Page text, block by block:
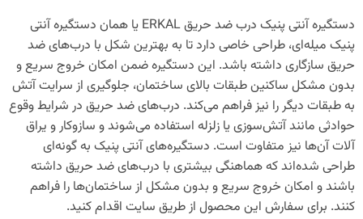
دستگیره آنتی پنیک درب ضد حریق ERKAL یا همان دستگیره آنتی
پنیک میله‌ای، طراحی خاصی دارد تا به بهترین شکل با درب‌های ضد
حریق سازگاری داشته باشد. این دستگیره ضمن امکان خروج سریع و
بدون مشکل ساکنین طبقات بالای ساختمان، جلوگیری از سرایت آتش
به طبقات دیگر را نیز فراهم می‌کند. درب‌های ضد حریق در شرایط وقوع
حوادثی مانند آتش‌سوزی یا زلزله استفاده می‌شوند و سازوکار و یراق
‌آلات آن‌ها نیز متفاوت است. دستگیره‌های آنتی پنیک به گونه‌ای
طراحی شده‌اند که هماهنگی بیشتری با درب‌های ضد حریق داشته
باشند و امکان خروج سریع و بدون مشکل از ساختمان‌ها را فراهم
کنند. برای سفارش این محصول از طریق سایت اقدام کنید.